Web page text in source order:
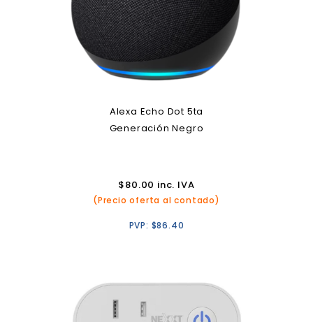
Alexa Echo Dot 5ta
Generación Negro
$80.00 inc. IVA
(Precio oferta al contado)
PVP: $86.40